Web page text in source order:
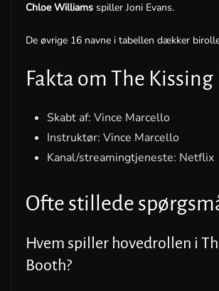
Chloe Williams spiller Joni Evans.
De øvrige 16 navne i tabellen dækker
Fakta om The
Skabt af: Vince Marcello
Instruktør: Vince Marcello
Kanal/streamingtjeneste: Netflix
Ofte stillede
Hvem spiller hovedrollen i
Booth?